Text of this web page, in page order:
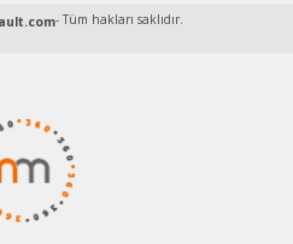
- Tüm hakları saklıdır.